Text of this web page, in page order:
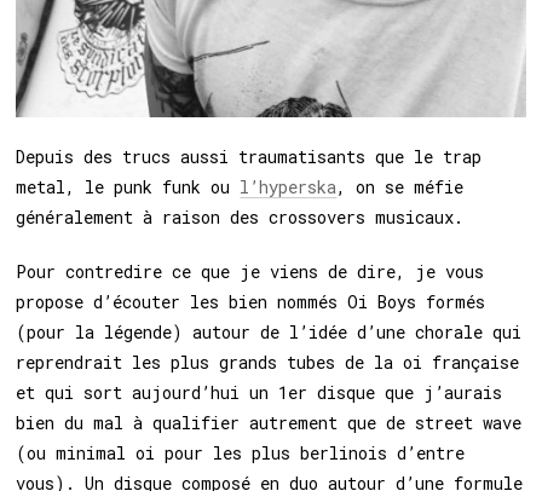
Depuis des trucs aussi traumatisants que le trap
metal, le punk funk ou l’hyperska, on se méfie
généralement à raison des crossovers musicaux.
Pour contredire ce que je viens de dire, je vous
propose d’écouter les bien nommés Oi Boys formés
(pour la légende) autour de l’idée d’une chorale qui
reprendrait les plus grands tubes de la oi française
et qui sort aujourd’hui un 1er disque que j’aurais
bien du mal à qualifier autrement que de street wave
(ou minimal oi pour les plus berlinois d’entre
vous). Un disque composé en duo autour d’une formule